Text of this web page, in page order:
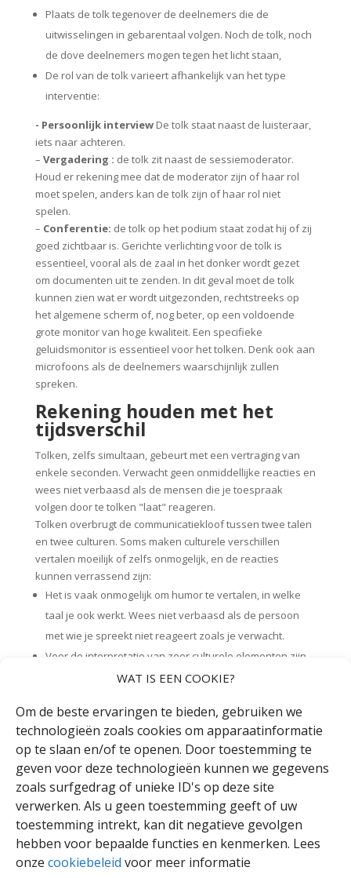
WAT IS EEN COOKIE?
Om de beste ervaringen te bieden, gebruiken we
technologieën zoals cookies om apparaatinformatie
op te slaan en/of te openen. Door toestemming te
geven voor deze technologieën kunnen we gegevens
zoals surfgedrag of unieke ID's op deze site
verwerken. Als u geen toestemming geeft of uw
toestemming intrekt, kan dit negatieve gevolgen
hebben voor bepaalde functies en kenmerken. Lees
onze cookiebeleid voor meer informatie
Plaats de tolk tegenover de deelnemers die de
uitwisselingen in gebarentaal volgen. Noch de tolk, noch
de dove deelnemers mogen tegen het licht staan,
De rol van de tolk varieert afhankelijk van het type
interventie:
- Persoonlijk interviewDe tolk staat naast de luisteraar,
iets naar achteren.
– Vergadering : de tolk zit naast de sessiemoderator.
Houd er rekening mee dat de moderator zijn of haar rol
moet spelen, anders kan de tolk zijn of haar rol niet
spelen.
– Conferentie: de tolk op het podium staat zodat hij of zij
goed zichtbaar is. Gerichte verlichting voor de tolk is
essentieel, vooral als de zaal in het donker wordt gezet
om documenten uit te zenden. In dit geval moet de tolk
kunnen zien wat er wordt uitgezonden, rechtstreeks op
het algemene scherm of, nog beter, op een voldoende
grote monitor van hoge kwaliteit. Een specifieke
geluidsmonitor is essentieel voor het tolken. Denk ook aan
microfoons als de deelnemers waarschijnlijk zullen
spreken.
Rekening houden met het
tijdsverschil
Tolken, zelfs simultaan, gebeurt met een vertraging van
enkele seconden. Verwacht geen onmiddellijke reacties en
wees niet verbaasd als de mensen die je toespraak
volgen door te tolken "laat" reageren.
Tolken overbrugt de communicatiekloof tussen twee talen
en twee culturen. Soms maken culturele verschillen
vertalen moeilijk of zelfs onmogelijk, en de reacties
kunnen verrassend zijn:
Het is vaak onmogelijk om humor te vertalen, in welke
taal je ook werkt. Wees niet verbaasd als de persoon
met wie je spreekt niet reageert zoals je verwacht.
Voor de interpretatie van zeer culturele elementen zijn
lange zinnen nodig. Bijvoorbeeld, alle elementen met
voor de dovengemeenschap en omgekeerd, het
Congres van Milaan of Santiago de Compostela
betekenen niets voor horende mensen.
Als je specifieke termen of acroniemen gebruikt, zelfs
als alle deelnemers ze begrijpen, kan de tolk je vragen
om ze duidelijker te maken. Het is erg moeilijk om dingen
te vertalen die niet logisch zijn.
Op dezelfde manier moeten dove mensen voorzichtig